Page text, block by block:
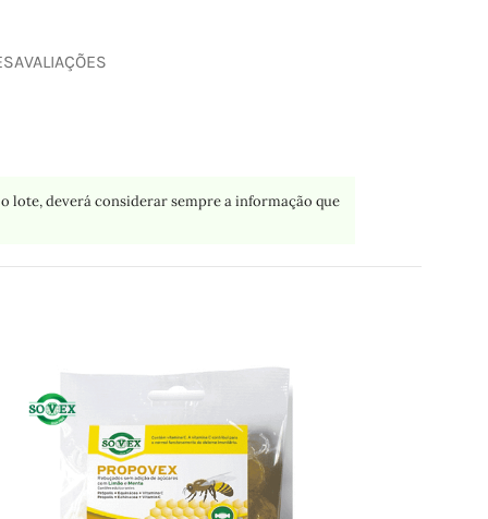
AVALIAÇÕES
deverá considerar sempre a informação que